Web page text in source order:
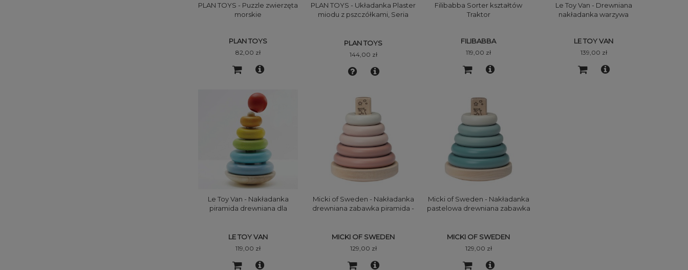
PLAN TOYS - Puzzle zwierzęta
morskie
PLAN TOYS
82,00 zł
PLAN TOYS - Układanka Plaster
miodu z pszczółkami, Seria
PLAN TOYS
144,00 zł
Filibabba Sorter kształtów
Traktor
FILIBABBA
119,00 zł
Le Toy Van - Drewniana
nakładanka warzywa
LE TOY VAN
139,00 zł
Le Toy Van - Nakładanka
piramida drewniana dla
LE TOY VAN
119,00 zł
Micki of Sweden - Nakładanka
drewniana zabawka piramida -
MICKI OF SWEDEN
129,00 zł
Micki of Sweden - Nakładanka
pastelowa drewniana zabawka
MICKI OF SWEDEN
129,00 zł